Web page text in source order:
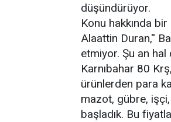
düşündürüyor.
Konu hakkında
Alaattin Duran,''
etmiyor. Şu an hal
Karnıbahar 80
ürünlerden para
mazot, gübre, işçi,
başladık. Bu